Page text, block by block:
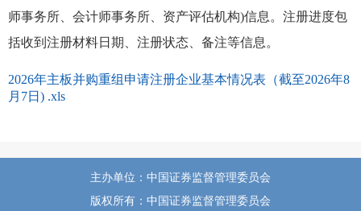
师事务所、会计师事务所、资产评估机构)信息。注册进度包
括收到注册材料日期、注册状态、备注等信息。
2026年主板并购重组申请注册企业基本情况表（截至2026年8
月7日) .xls
主办单位：中国证券监督管理委员会
版权所有：中国证券监督管理委员会